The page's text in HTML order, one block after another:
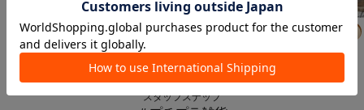
salut!
urara 0 cm
3COINS 3COINS
スタッフスナップ